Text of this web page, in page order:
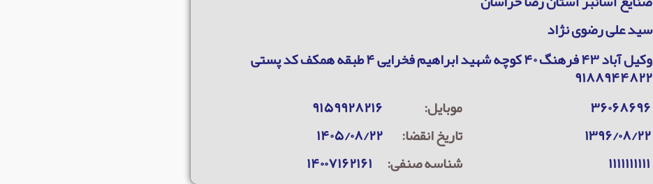
سید علی رضوی نژاد
وکیل آباد ۴۳ فرهنگ ۴۰ کوچه شهید ابراهیم فخرایی ۴ طبقه همکف کد پستی
۹۱۸۸۹۴۴۸۲۲
۳۶۰۶۸۶۹۶ موبایل:
۹۱۵۹۹۲۸۲۱۶
۱۳۹۶/۰۸/۲۲ تاریخ انقضا:
۱۴۰۵/۰۸/۲۲
۱۱۱۱۱۱۱۱۱۱ شناسه صنفی: ۱۴۰۰۷۱۶۲۱۶۱